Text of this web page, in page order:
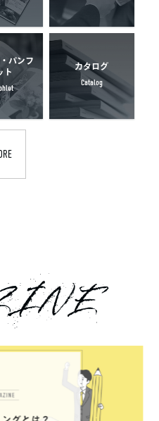
パンフ
ト
カタログ
Catalog